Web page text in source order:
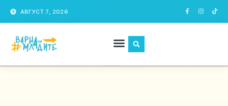
АВГУСТ 7, 2026